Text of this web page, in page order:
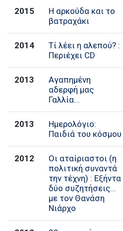
2015
Η αρκούδα και το
βατραχάκι
2014
Τί λέει η αλεπού? :
Περιέχει CD
2013
Αγαπημένη
αδερφή μας
Γαλλία...
2013
Ημερολόγιο:
Παιδιά του κόσμου
2012
Οι αταίριαστοι (η
πολιτική συναντά
την τέχνη) : Εξήντα
δύο συζητήσεις...
με τον Θανάση
Νιάρχο